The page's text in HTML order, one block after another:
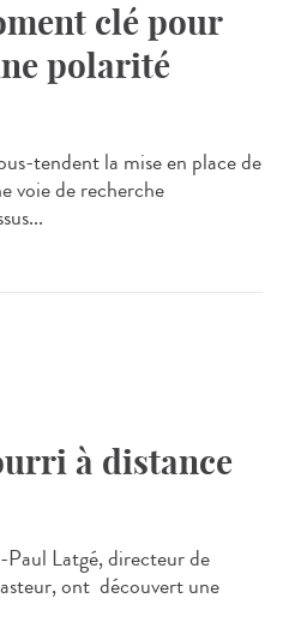
clé pour
polarité
tendent la mise en place de
voie de recherche
à distance
Paul Latgé, directeur de
ont découvert une